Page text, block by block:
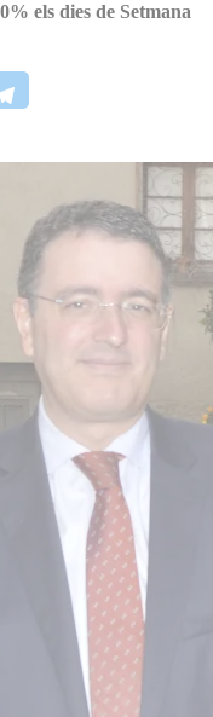
els dies de Setmana